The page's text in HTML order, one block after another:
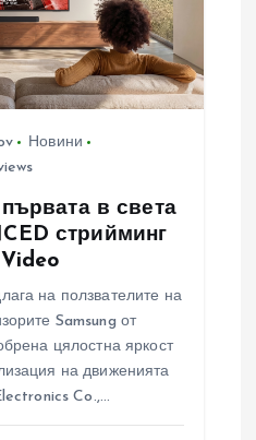
Новини
в света
стрийминг
на ползвателите на
Samsung от
цялостна яркост
на движенията
Co.,…